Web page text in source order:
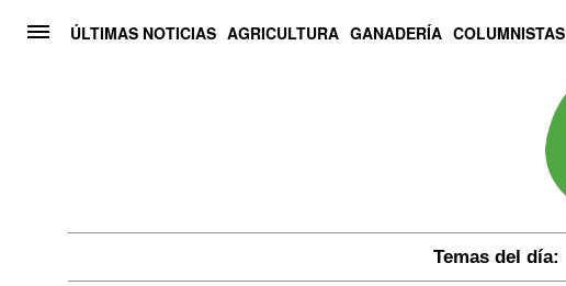
ÚLTIMAS NOTICIAS AGRICULTURA GANADERÍA COLUMNISTAS
Temas del día: